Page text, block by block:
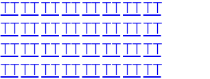
TTTTTTTTTTTTTTTT
TTTTTTTTTTTTTTTT
TTTTTTTTTTTTTTTT
TTTTTTTTTTTTTTTT